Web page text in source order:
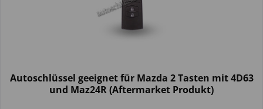
Autoschlüssel geeignet für Mazda 2 Tasten mit 4D63
und Maz24R (Aftermarket Produkt)